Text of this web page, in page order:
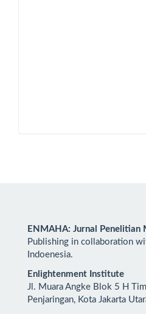
ENMAHA: Jurnal Penelitian
Publishing in collaboration
Indoenesia.
Enlightenment Institute
Jl. Muara Angke Blok 5 H
Penjaringan, Kota Jakarta